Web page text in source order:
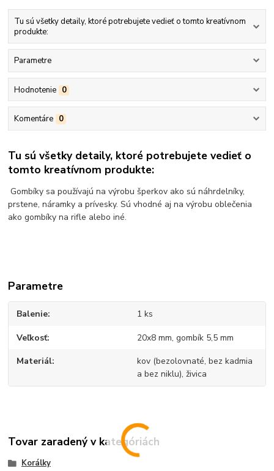
Tu sú všetky detaily, ktoré potrebujete vedieť o tomto kreatívnom
produkte:
Parametre
Hodnotenie 0
Komentáre 0
Tu sú všetky detaily, ktoré potrebujete vedieť o
tomto kreatívnom produkte:
Gombíky sa používajú na výrobu šperkov ako sú náhrdelníky,
prstene, náramky a prívesky. Sú vhodné aj na výrobu oblečenia
ako gombíky na rifle alebo iné.
Parametre
Balenie 1 ks
Veľkosť 20x8 mm, gombík 5,5 mm
Materiál
kov (bezolovnaté, bez kadmia
a bez niklu), živica
Tovar zaradený v kategóriách
Korálky